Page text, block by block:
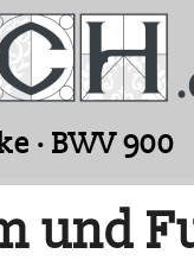
· BWV 900
und